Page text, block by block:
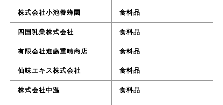
株式会社小池養蜂園 食料品
四国乳業株式会社 食料品
有限会社進藤重晴商店 食料品
仙味エキス株式会社 食料品
株式会社中温 食料品